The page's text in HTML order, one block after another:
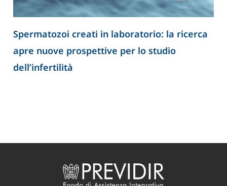
Spermatozoi creati in laboratorio: la ricerca
apre nuove prospettive per lo studio
dell’infertilità